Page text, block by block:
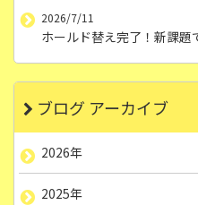
2026/7/11
ホールド替え完了！新課題
ブログ アーカイブ
2026年
2025年